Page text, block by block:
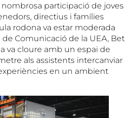
participació de joves
directius i famílies
rodona va estar moderada
Comunicació de la UEA, Bet
va cloure amb un espai de
als assistents intercanviar
en un ambient